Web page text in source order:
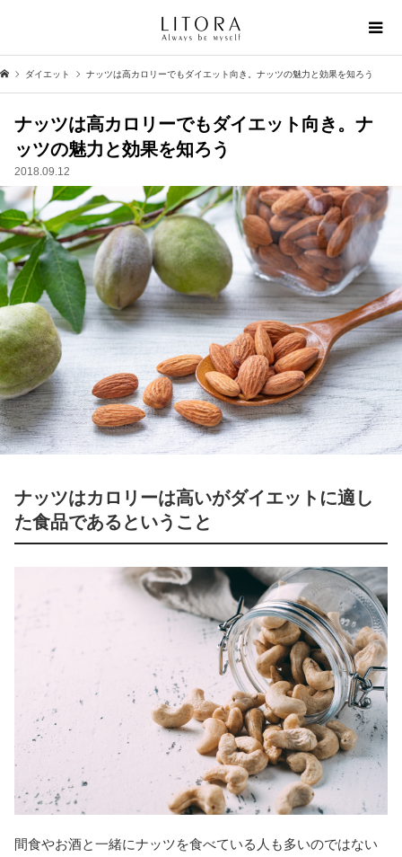
ダイエット ナッツは高カロリーでもダイエット向き。ナッツの魅力と効果を知ろう
ナッツは高カロリーでもダイエット向き。ナ
ッツの魅力と効果を知ろう
2018.09.12
ナッツはカロリーは高いがダイエットに適し
た食品であるということ
間食やお酒と一緒にナッツを食べている人も多いのではない